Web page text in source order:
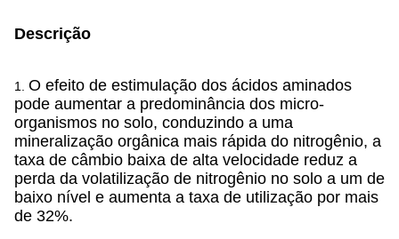
Descrição
1. O efeito de estimulação dos ácidos aminados
pode aumentar a predominância dos micro-
organismos no solo, conduzindo a uma
mineralização orgânica mais rápida do nitrogênio, a
taxa de câmbio baixa de alta velocidade reduz a
perda da volatilização de nitrogênio no solo a um de
baixo nível e aumenta a taxa de utilização por mais
de 32%.